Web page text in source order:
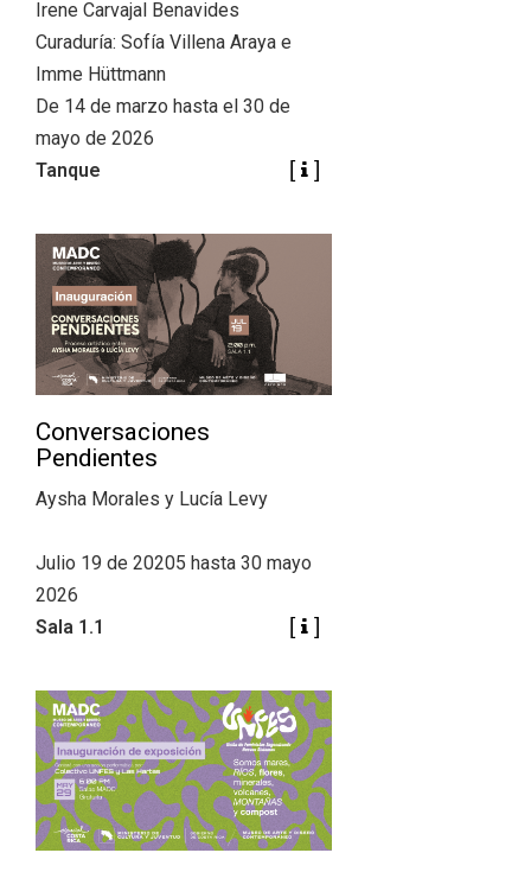
+ DIRECTORIOS
+ MESA EJECUTIVA DE ARTES VISUALES
+ SALA DE PRENSA
Irene Carvajal Benavides
Curaduría: Sofía Villena Araya e
Imme Hüttmann
De 14 de marzo hasta el 30 de
mayo de 2026
Tanque
Conversaciones
Pendientes
Aysha Morales y Lucía Levy
Julio 19 de 20205 hasta 30 mayo
2026
Sala 1.1